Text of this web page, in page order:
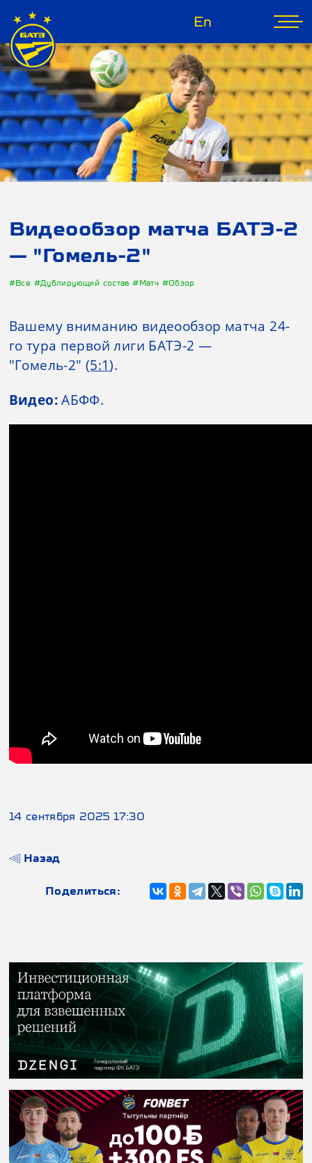
En
Видеообзор матча БАТЭ-2
— "Гомель-2"
#Все #Дублирующий состав#Матч #Обзор
Вашему вниманию видеообзор матча 24-
го тура первой лиги БАТЭ-2 —
"Гомель-2" (5:1).
Видео:АБФФ.
14 сентября 2025 17:30
Назад
Поделиться: